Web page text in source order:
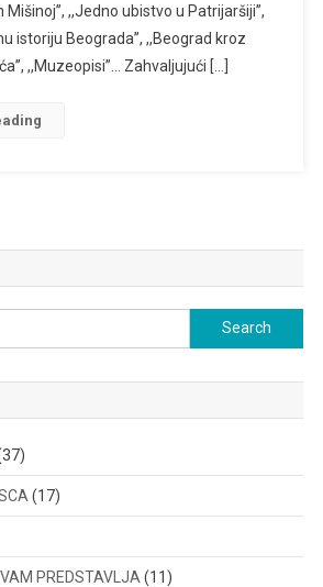
PISAC
,,Jedno ubistvo u Patrijaršiji’’,
istoriju Beograda’’, ,,Beograd kroz
,,Muzeopisi’’… Zahvaljujući […]
Search
for:
(17)
PREDSTAVLJA (11)